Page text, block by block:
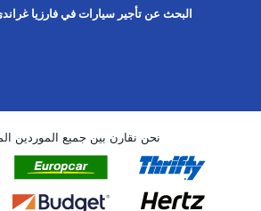
البحث عن تأجير سيارات في فارزيا
نحن نقارن بين جميع الموردين